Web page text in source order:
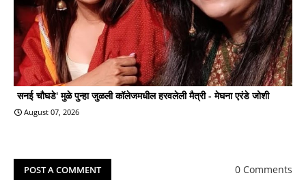
सनई चौघडे' मुळे पुन्हा जुळली कॉलेजमधील हरवलेली मैत्री - मेघना एरंडे जोशी
August 07, 2026
POST A COMMENT 0 Comments